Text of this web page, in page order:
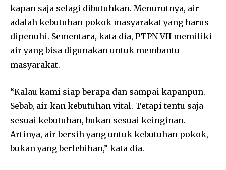
kapan saja selagi dibutuhkan. Menurutnya, air
adalah kebutuhan pokok masyarakat yang harus
dipenuhi. Sementara, kata dia, PTPN VII memiliki
air yang bisa digunakan untuk membantu
masyarakat.
“Kalau kami siap berapa dan sampai kapanpun.
Sebab, air kan kebutuhan vital. Tetapi tentu saja
sesuai kebutuhan, bukan sesuai keinginan.
Artinya, air bersih yang untuk kebutuhan pokok,
bukan yang berlebihan,” kata dia.